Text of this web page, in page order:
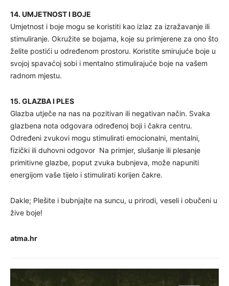
14. UMJETNOST I BOJE
Umjetnost i boje mogu se koristiti kao izlaz za izražavanje ili
stimuliranje. Okružite se bojama, koje su primjerene za ono što
želite postići u određenom prostoru. Koristite smirujuće boje u
svojoj spavaćoj sobi i mentalno stimulirajuće boje na vašem
radnom mjestu.
15. GLAZBA I PLES
Glazba utječe na nas na pozitivan ili negativan način. Svaka
glazbena nota odgovara određenoj boji i čakra centru.
Određeni zvukovi mogu stimulirati emocionalni, mentalni,
fizički ili duhovni odgovor Na primjer, slušanje ili plesanje
primitivne glazbe, poput zvuka bubnjeva, može napuniti
energijom vaše tijelo i stimulirati korijen čakre.
Dakle; Plešite i bubnjajte na suncu, u prirodi, veseli i obučeni u
žive boje!
atma.hr